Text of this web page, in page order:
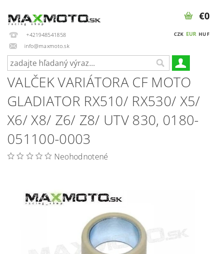
+421948541858
info@maxmoto.sk
CZK EUR HUF
€0
VALČEK VARIÁTORA CF MOTO
GLADIATOR RX510/ RX530/ X5/
X6/ X8/ Z6/ Z8/ UTV 830, 0180-
051100-0003
Neohodnotené